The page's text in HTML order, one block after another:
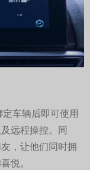
车辆后即可使用
远程操控。同
，让他们同时拥
悦。